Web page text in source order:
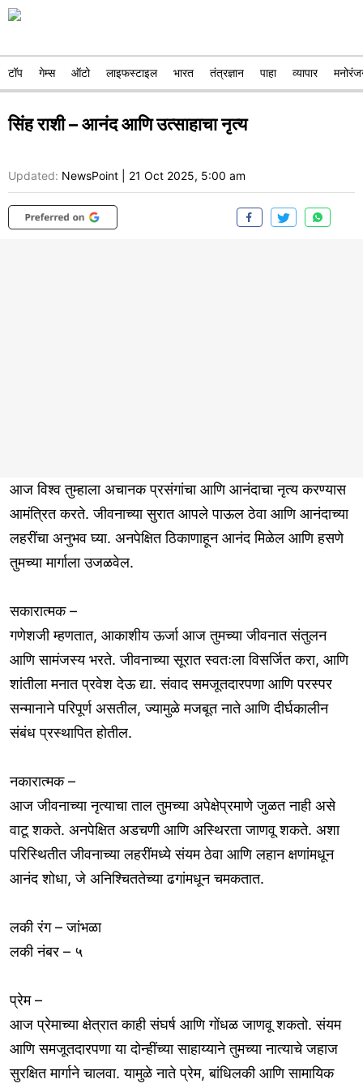
टॉप गेम्स ऑटो लाइफस्टाइल भारत तंत्रज्ञान पाहा व्यापार
सिंह राशी – आनंद आणि उत्साहाचा नृत्य
Updated: NewsPoint 21 Oct 2025, 5:00 am
आज विश्व तुम्हाला अचानक प्रसंगांचा आणि आनंदाचा नृत्य करण्यास
आमंत्रित करते. जीवनाच्या सुरात आपले पाऊल ठेवा आणि आनंदाच्या
लहरींचा अनुभव घ्या. अनपेक्षित ठिकाणाहून आनंद मिळेल आणि हसणे
तुमच्या मार्गाला उजळवेल.
सकारात्मक –
गणेशजी म्हणतात, आकाशीय ऊर्जा आज तुमच्या जीवनात संतुलन
आणि सामंजस्य भरते. जीवनाच्या सूरात स्वतःला विसर्जित करा, आणि
शांतीला मनात प्रवेश देऊ द्या. संवाद समजूतदारपणा आणि परस्पर
सन्मानाने परिपूर्ण असतील, ज्यामुळे मजबूत नाते आणि दीर्घकालीन
संबंध प्रस्थापित होतील.
नकारात्मक –
आज जीवनाच्या नृत्याचा ताल तुमच्या अपेक्षेप्रमाणे जुळत नाही असे
वाटू शकते. अनपेक्षित अडचणी आणि अस्थिरता जाणवू शकते. अशा
परिस्थितीत जीवनाच्या लहरींमध्ये संयम ठेवा आणि लहान क्षणांमधून
आनंद शोधा, जे अनिश्चिततेच्या ढगांमधून चमकतात.
लकी रंग – जांभळा
लकी नंबर – ५
प्रेम –
आज प्रेमाच्या क्षेत्रात काही संघर्ष आणि गोंधळ जाणवू शकतो. संयम
आणि समजूतदारपणा या दोन्हींच्या साहाय्याने तुमच्या नात्याचे जहाज
सुरक्षित मार्गाने चालवा. यामुळे नाते प्रेम, बांधिलकी आणि सामायिक